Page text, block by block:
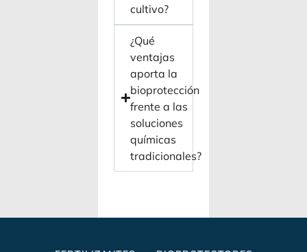
cultivo?
¿Qué
ventajas
aporta la
bioprotección
frente a las
soluciones
químicas
tradicionales?